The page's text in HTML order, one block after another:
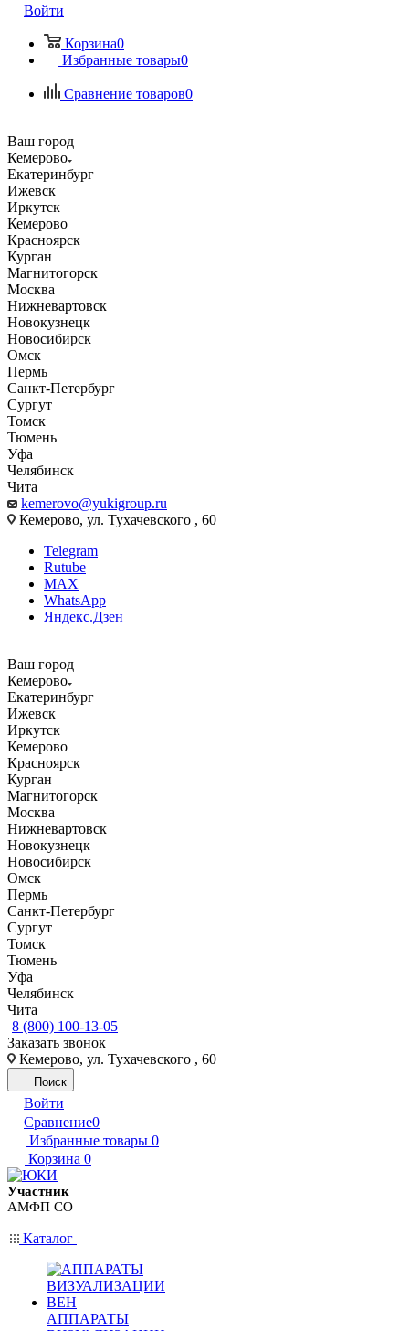
Войти
Корзина0
Избранные товары0
Сравнение товаров0
Ваш город
Кемерово
Екатеринбург
Ижевск
Иркутск
Кемерово
Красноярск
Курган
Магнитогорск
Москва
Нижневартовск
Новокузнецк
Новосибирск
Омск
Пермь
Санкт-Петербург
Сургут
Томск
Тюмень
Уфа
Челябинск
Чита
kemerovo@yukigroup.ru
Кемерово, ул. Тухачевского , 60
Telegram
Rutube
MAX
WhatsApp
Яндекс.Дзен
Ваш город
Кемерово
Екатеринбург
Ижевск
Иркутск
Кемерово
Красноярск
Курган
Магнитогорск
Москва
Нижневартовск
Новокузнецк
Новосибирск
Омск
Пермь
Санкт-Петербург
Сургут
Томск
Тюмень
Уфа
Челябинск
Чита
8 (800) 100-13-05
Заказать звонок
Кемерово, ул. Тухачевского , 60
Поиск
Войти
Сравнение0
Избранные товары 0
Корзина 0
Участник
АМФП СО
Каталог
АППАРАТЫ